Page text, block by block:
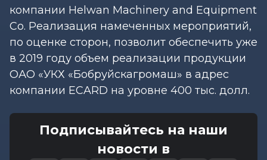
компании Helwan Machinery and Equipment
Co. Реализация намеченных мероприятий,
по оценке сторон, позволит обеспечить уже
в 2019 году объем реализации продукции
ОАО «УКХ «Бобруйскагромаш» в адрес
компании ECARD на уровне 400 тыс. долл.
Подписывайтесь на наши
новости в